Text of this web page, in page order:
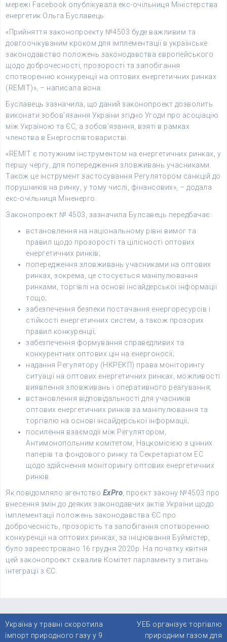
мережі Facebook опублікувала екс-очільниця Міністерства
енергетик Ольга Буславець.
«Прийняття законопроекту №4503 буде важливим та
довгоочікуваним кроком для імплементації в українське
законодавство положень законодавства європейського
щодо доброчесності, прозорості та запобігання
спотворенню конкуренції на оптових енергетичних ринках
(REMIT)», – написала вона.
Буславець зазначила, що даний законопроект дозволить
виконати зобов’язання України згідно Угоди про асоціацію
між Україною та ЄС, а зобов’язання, взяті в рамках
членства в Енергоспівтоваристві.
«REMIT є потужним інструментом на енергетичних ринках, у
першу чергу, для попередження зловживань учасниками.
Також це інструмент застосування Регулятором санкцій до
порушників на ринку, у тому числі, фінансових», – додала
екс-очільниця Міненерго.
Законопроект № 4503, зазначила Булсавець передбачає:
встановлення на національному рівні вимог та
правил щодо прозорості та цілісності оптових
енергетичних ринків;
попередження зловживань учасниками на оптових
ринках, зокрема, це стосується маніпулювання
ринками, торгівлі на основі інсайдерської інформації
тощо;
забезпечення безпеки постачання енергоресурсів і
стійкості енергетичних систем, а також прозорих
правил конкуренції;
забезпечення формування справедливих та
конкурентних оптових цін на енергоносії;
надання Регулятору (НКРЕКП) права моніторингу
ситуації на оптових енергетичних ринках, можливості
виявлення зловживань і оперативного реагування;
встановлення відповідальності для учасників
оптових енергетичних ринків за маніпулювання та
торгівлю на основі інсайдерської інформації;
посилення взаємодії між Регулятором,
Антимонопольним комітетом, Нацкомісією з цінних
паперів та фондового ринку та Секретаріатом ЕС
щодо здійснення моніторингу оптових енергетичних
ринків.
Як повідомляло агентство ExPro , проєкт закону №4503 про
внесення змін до деяких законодавчих актів України щодо
імплементації положень законодавства ЄС про
доброчесність, прозорість та запобігання спотворенню
конкуренції на оптових ринках, за ініціювання Буймістер,
було зареєстровано 16 грудня 2020р. На початку квітня
цей законопроект схвалив Комітет парламенту з питань
інтеграції з ЄС.
Навігація
записів
Україна у травні скоротила
імпорт природного газу у 9
УЕБ організує торгівлю
природним газом для